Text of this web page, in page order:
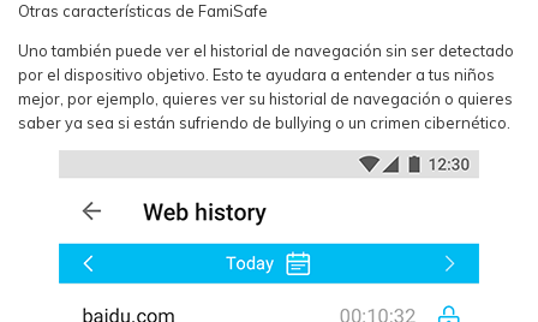
Otras características de FamiSafe
Uno también puede ver el historial de navegación sin ser detectado
por el dispositivo objetivo. Esto te ayudara a entender a tus niños
mejor, por ejemplo, quieres ver su historial de navegación o quieres
saber ya sea si están sufriendo de bullying o un crimen cibernético.